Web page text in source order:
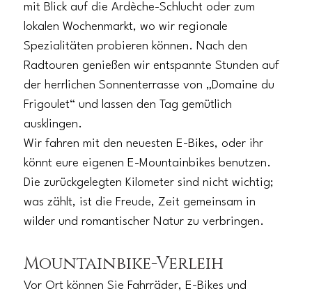
mit Blick auf die Ardèche-Schlucht oder zum
lokalen Wochenmarkt, wo wir regionale
Spezialitäten probieren können. Nach den
Radtouren genießen wir entspannte Stunden auf
der herrlichen Sonnenterrasse von „Domaine du
Frigoulet“ und lassen den Tag gemütlich
ausklingen.
Wir fahren mit den neuesten E-Bikes, oder ihr
könnt eure eigenen E-Mountainbikes benutzen.
Die zurückgelegten Kilometer sind nicht wichtig;
was zählt, ist die Freude, Zeit gemeinsam in
wilder und romantischer Natur zu verbringen.
Mountainbike-Verleih
Vor Ort können Sie Fahrräder, E-Bikes und